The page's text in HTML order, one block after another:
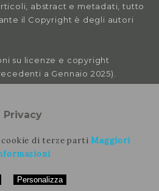
abstract e metadati, tutto
il Copyright è degli autori
su licenze e copyright
a Gennaio 2025).
contattare il nostro staff
Privacy
di terze partiMaggiori
Personalizza